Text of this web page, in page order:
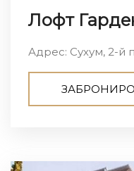
Лофт
Адрес: Сухум, 2-й